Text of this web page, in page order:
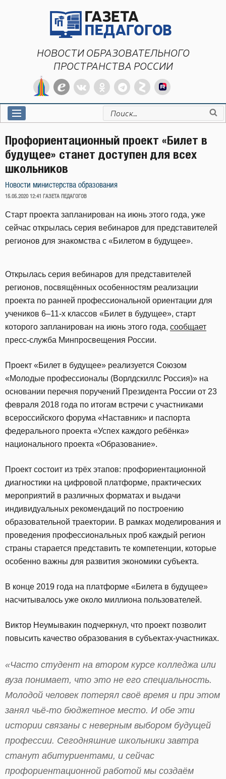
НОВОСТИ ОБРАЗОВАТЕЛЬНОГО
ПРОСТРАНСТВА РОССИИ
Искать:
Профориентационный проект «Билет в
будущее» станет доступен для всех
школьников
Новости министерства образования
ОПУБЛИКОВАНО
15.05.2020 12:41 ГАЗЕТА ПЕДАГОГОВ
Старт проекта запланирован на июнь этого года, уже
сейчас открылась серия вебинаров для представителей
регионов для знакомства с «Билетом в будущее».
Открылась серия вебинаров для представителей
регионов, посвящённых особенностям реализации
проекта по ранней профессиональной ориентации для
учеников 6–11-х классов «Билет в будущее», старт
которого запланирован на июнь этого года, сообщает
пресс-служба Минпросвещения России.
Проект «Билет в будущее» реализуется Союзом
«Молодые профессионалы (Ворлдскиллс Россия)» на
основании перечня поручений Президента России от 23
февраля 2018 года по итогам встречи с участниками
всероссийского форума «Наставник» и паспорта
федерального проекта «Успех каждого ребёнка»
национального проекта «Образование».
Проект состоит из трёх этапов: профориентационной
диагностики на цифровой платформе, практических
мероприятий в различных форматах и выдачи
индивидуальных рекомендаций по построению
образовательной траектории. В рамках моделирования и
проведения профессиональных проб каждый регион
страны старается представить те компетенции, которые
особенно важны для развития экономики субъекта.
В конце 2019 года на платформе «Билета в будущее»
насчитывалось уже около миллиона пользователей.
Виктор Неумывакин подчеркнул, что проект позволит
повысить качество образования в субъектах-участниках.
«Часто студент на втором курсе колледжа или
вуза понимает, что это не его специальность.
Молодой человек потерял своё время и при этом
занял чьё-то бюджетное место. И обе эти
истории связаны с неверным выбором будущей
профессии. Сегодняшние школьники завтра
станут абитуриентами, и сейчас
профориентационной работой мы создаём